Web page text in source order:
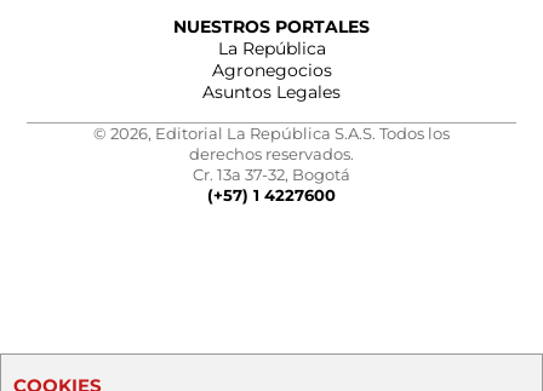
NUESTROS PORTALES
La República
Agronegocios
Asuntos Legales
© 2026, Editorial La República S.A.S. Todos los
derechos reservados.
Cr. 13a 37-32, Bogotá
(+57) 1 4227600
COOKIES